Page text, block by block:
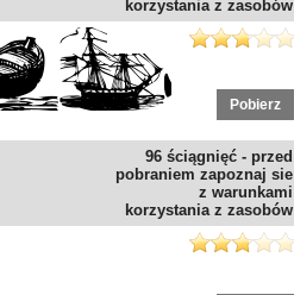
korzystania z zasobów
Pobierz
96 ściągnięć - przed
pobraniem zapoznaj sie
z warunkami
korzystania z zasobów